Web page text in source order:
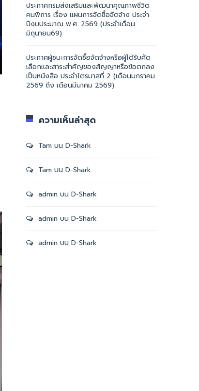
ประกาศกรมส่งเสริมและพัฒนาคุณภาพชีวิต
คนพิการ เรื่อง แผนการจัดซื้อจัดจ้าง ประจำ
ปีงบประมาณ พ.ศ. 2569 (ประจำเดือน
มิถุนายน69)
ประกาศผู้ชนะการจัดซื้อจัดจ้างหรือผู้ได้รับคัด
เลือกและสาระสำคัญของสัญญาหรือข้อตกลง
เป็นหนังสือ ประจำไตรมาสที่ 2 (เดือนมกราคม
2569 ถึง เดือนมีนาคม 2569)
ความเห็นล่าสุด
Tam บน D-Shark
Tam บน D-Shark
admin บน D-Shark
admin บน D-Shark
admin บน D-Shark